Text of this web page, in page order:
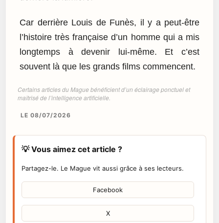
Car derrière Louis de Funès, il y a peut-être
l’histoire très française d’un homme qui a mis
longtemps à devenir lui-même. Et c’est
souvent là que les grands films commencent.
Certains articles du Mague bénéficient d’un éclairage ponctuel et
maîtrisé de l’intelligence artificielle.
LE 08/07/2026
💡 Vous aimez cet article ?
Partagez-le. Le Mague vit aussi grâce à ses lecteurs.
Facebook
X